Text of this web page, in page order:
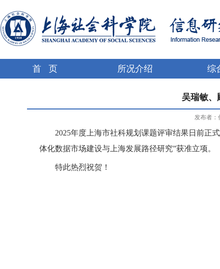
首 页 所况介绍 综
吴瑞敏、
发布者：
2025年度上海市社科规划课题评审结果日前正
体化数据市场建设与上海发展路径研究”获准立项。
特此热烈祝贺！